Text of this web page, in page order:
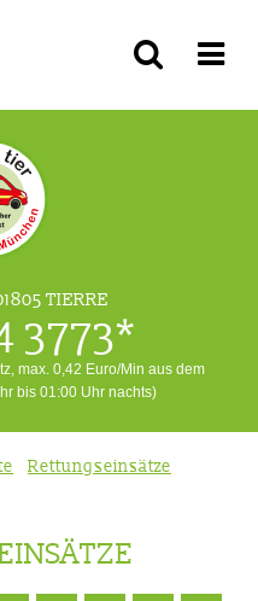
TIERRE
3773*
max. 0,42 Euro/Min aus dem
bis 01:00 Uhr nachts)
Rettungseinsätze